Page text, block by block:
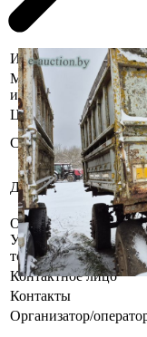
Информация о
Местоположение
имущества
Цвет
Состояние
Должник
Осмотр объекта
Участник
торгов осмотреть
Контактное лицо
Контакты
Организатор/